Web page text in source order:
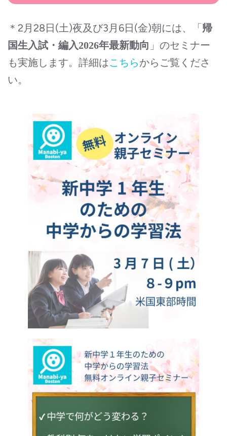
＊2月28日(土)夜及び3月6日(金)朝には、「帰
国生入試・編入2026年最新動向 」のセミナー
も実施します。詳細はこちらからご覧くださ
い。